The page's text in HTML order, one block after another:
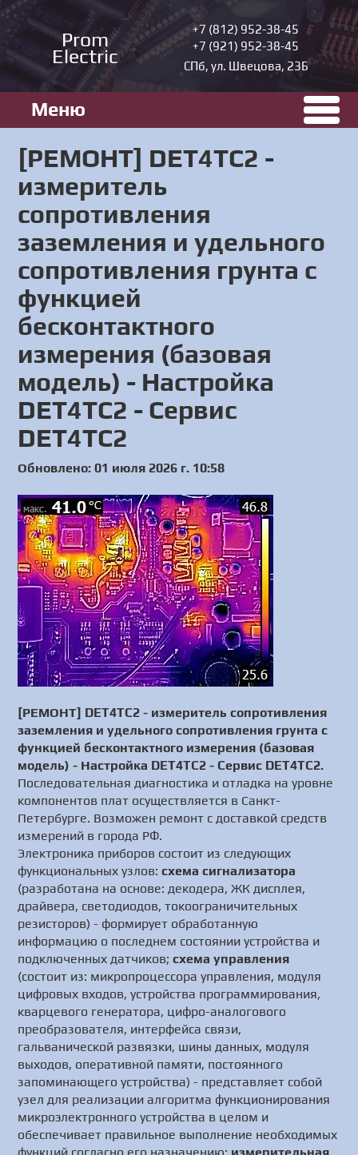
Prom
Electric
+7 (812) 952-38-45
+7 (921) 952-38-45
СПб, ул. Швецова, 23Б
Меню
[РЕМОНТ] DET4TC2 -
измеритель
сопротивления
заземления и удельного
сопротивления грунта с
функцией
бесконтактного
измерения (базовая
модель) - Настройка
DET4TC2 - Сервис
DET4TC2
Обновлено: 01 июля 2026 г. 10:58
[РЕМОНТ] DET4TC2 - измеритель сопротивления
заземления и удельного сопротивления грунта с
функцией бесконтактного измерения (базовая
модель) - Настройка DET4TC2 - Сервис DET4TC2.
Последовательная диагностика и отладка на уровне
компонентов плат осуществляется в Санкт-
Петербурге. Возможен ремонт с доставкой средств
измерений в города РФ.
Электроника приборов состоит из следующих
функциональных узлов:схема сигнализатора
(разработана на основе: декодера, ЖК дисплея,
драйвера, светодиодов, токоограничительных
резисторов) - формирует обработанную
информацию о последнем состоянии устройства и
подключенных датчиков;схема управления
(состоит из: микропроцессора управления, модуля
цифровых входов, устройства программирования,
кварцевого генератора, цифро-аналогового
преобразователя, интерфейса связи,
гальванической развязки, шины данных, модуля
выходов, оперативной памяти, постоянного
запоминающего устройства) - представляет собой
узел для реализации алгоритма функционирования
микроэлектронного устройства в целом и
обеспечивает правильное выполнение необходимых